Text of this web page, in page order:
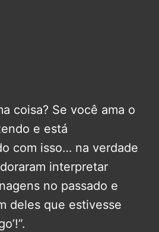
coisa? Se você ama o
e está
com isso… na verdade
interpretar
no passado e
deles que estivesse